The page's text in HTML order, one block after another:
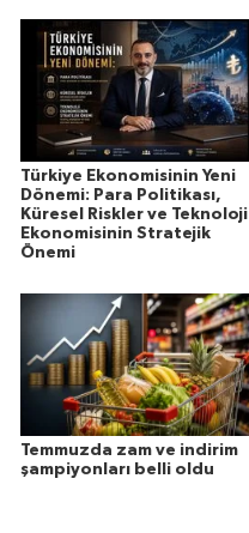
Türkiye Ekonomisinin Yeni
Dönemi: Para Politikası,
Küresel Riskler ve Teknoloji
Ekonomisinin Stratejik
Önemi
Temmuzda zam ve indirim
şampiyonları belli oldu